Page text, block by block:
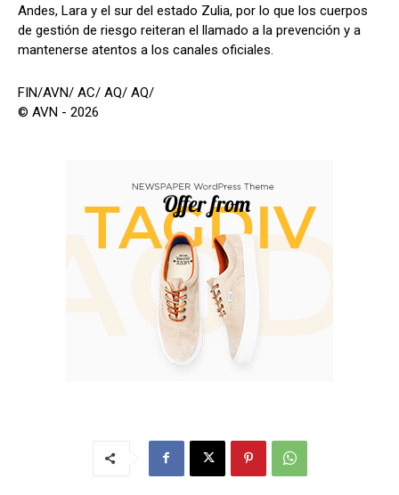
Andes, Lara y el sur del estado Zulia, por lo que los cuerpos
de gestión de riesgo reiteran el llamado a la prevención y a
mantenerse atentos a los canales oficiales.
FIN/AVN/ AC/ AQ/ AQ/
© AVN - 2026